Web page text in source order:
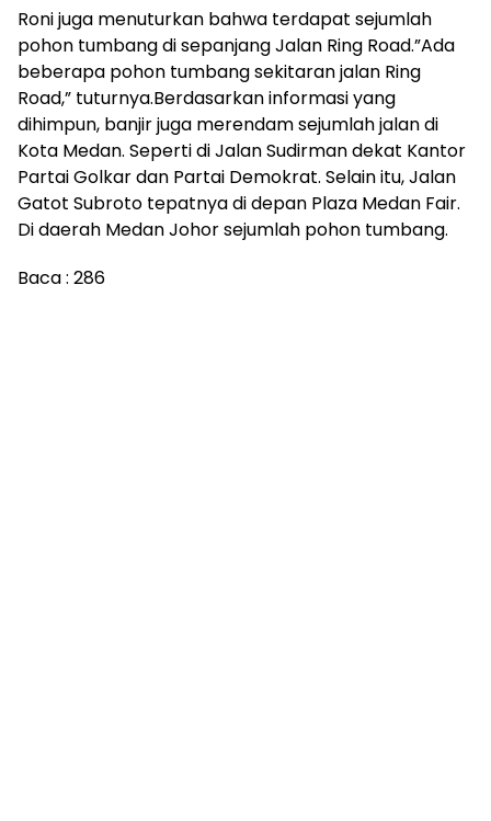
Roni juga menuturkan bahwa terdapat sejumlah
pohon tumbang di sepanjang Jalan Ring Road.”Ada
beberapa pohon tumbang sekitaran jalan Ring
Road,” tuturnya.Berdasarkan informasi yang
dihimpun, banjir juga merendam sejumlah jalan di
Kota Medan. Seperti di Jalan Sudirman dekat Kantor
Partai Golkar dan Partai Demokrat. Selain itu, Jalan
Gatot Subroto tepatnya di depan Plaza Medan Fair.
Di daerah Medan Johor sejumlah pohon tumbang.
Baca : 286